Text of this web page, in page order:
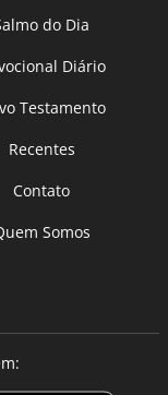
do Dia
Diário
Testamento
Recentes
Contato
Somos